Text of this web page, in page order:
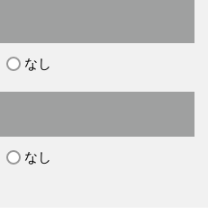
なし
なし